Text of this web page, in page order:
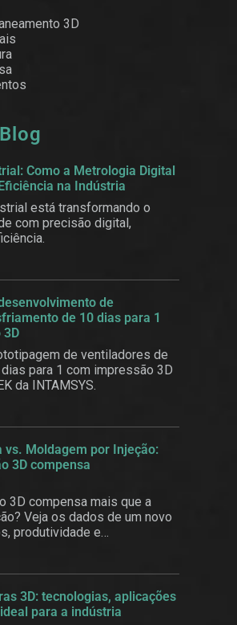
3D
Como a Metrologia Digital
na Indústria
está transformando o
com precisão digital,
de
de 10 dias para 1
3D
de ventiladores de
para 1 com impressão 3D
da INTAMSYS.
vs. Moldagem por Injeção:
3D compensa
3D compensa mais que a
Veja os dados de um novo
produtividade e
3D: tecnologias, aplicações
para a indústria